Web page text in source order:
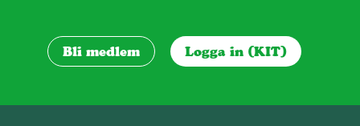
Bli medlem Logga in (KIT)